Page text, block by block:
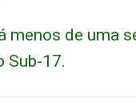
de uma
Sub-17.